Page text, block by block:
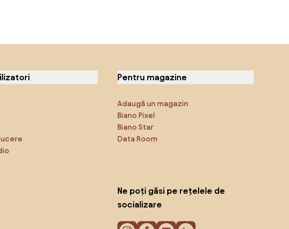
Pentru magazine
Adaugă un magazin
Biano Pixel
Biano Star
Data Room
Ne poți găsi pe rețelele de
socializare